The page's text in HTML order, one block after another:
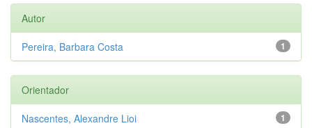
Autor
1
Pereira, Barbara Costa
Orientador
1
Nascentes, Alexandre Lioi